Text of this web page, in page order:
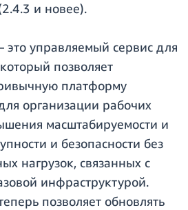
и новее).
это управляемый сервис для
позволяет
платформу
организации рабочих
масштабируемости и
и безопасности без
нагрузок, связанных с
инфраструктурой.
позволяет обновлять